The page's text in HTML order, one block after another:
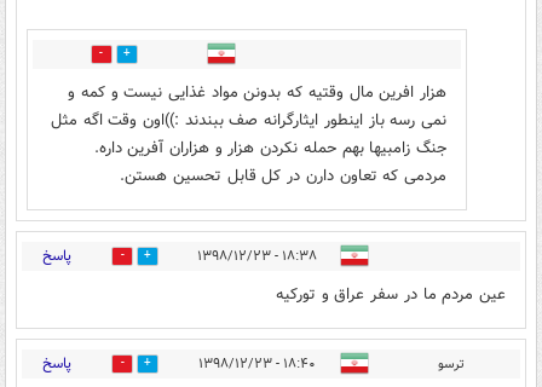
6
هزار افرین مال وقتیه که بدونن مواد غذایی نیست و کمه و
نمی رسه باز اینطور ایثارگرانه صف ببندند :))اون وقت اگه مثل
جنگ زامبیها بهم حمله نکردن هزار و هزاران آفرین داره.
مردمی که تعاون دارن در کل قابل تحسین هستن.
۱۸:۳۸ - ۱۳۹۸/۱۲/۲۳ 7 پاسخ
عین مردم ما در سفر عراق و تورکیه
ترسو ۱۸:۴۰ - ۱۳۹۸/۱۲/۲۳ 3 پاسخ